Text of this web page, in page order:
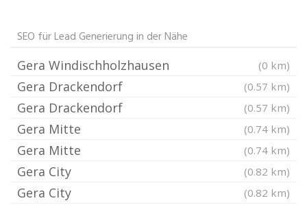
SEO für Lead Generierung in der Nähe
Gera Windischholzhausen (0 km)
Gera Drackendorf (0.57 km)
Gera Drackendorf (0.57 km)
Gera Mitte (0.74 km)
Gera Mitte (0.74 km)
Gera City (0.82 km)
Gera City (0.82 km)